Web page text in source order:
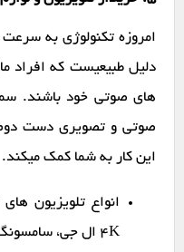
امروزه تکنولوژی به
دلیل طبیعیست که افراد
های صوتی خود باشند.
صوتی و تصویری دست دوم
این کار به شما کمک میکند.
4K ال جی، سامسونگ، سونی و...